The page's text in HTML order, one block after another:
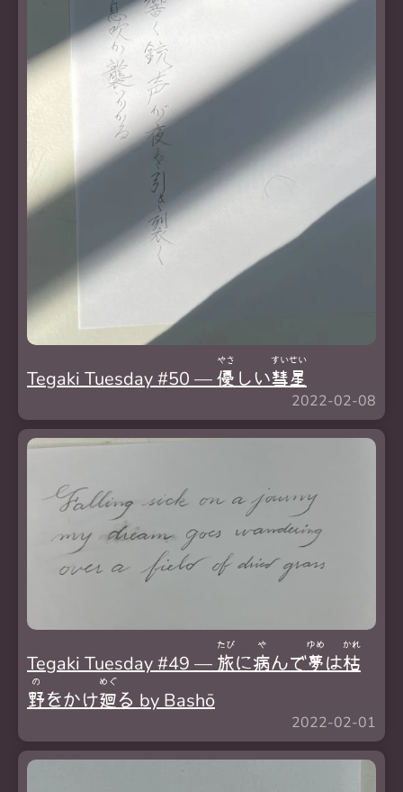
Tegaki Tuesday #50 —優
やさ
しい彗
すい
星
せい
2022-02-08
Tegaki Tuesday #49 — 旅
たび
に病
や
んで夢
ゆめ
は枯
かれ
野
の
をかけ廻
めぐ
る by Bashō
2022-02-01